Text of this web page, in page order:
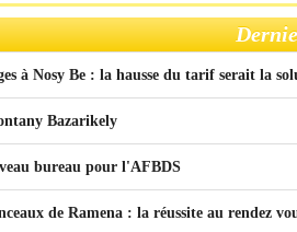
à Nosy Be : la hausse du tarif serait la
Bazarikely
bureau pour l'AFBDS
de Ramena : la réussite au rendez